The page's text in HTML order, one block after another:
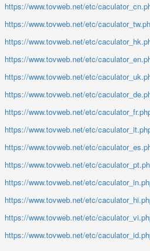
https://www.tovweb.net/etc/
https://www.tovweb.net/etc/
https://www.tovweb.net/etc/
https://www.tovweb.net/etc/
https://www.tovweb.net/etc/
https://www.tovweb.net/etc/
https://www.tovweb.net/etc/
https://www.tovweb.net/etc/
https://www.tovweb.net/etc/
https://www.tovweb.net/etc/
https://www.tovweb.net/etc/
https://www.tovweb.net/etc/
https://www.tovweb.net/etc/
https://www.tovweb.net/etc/